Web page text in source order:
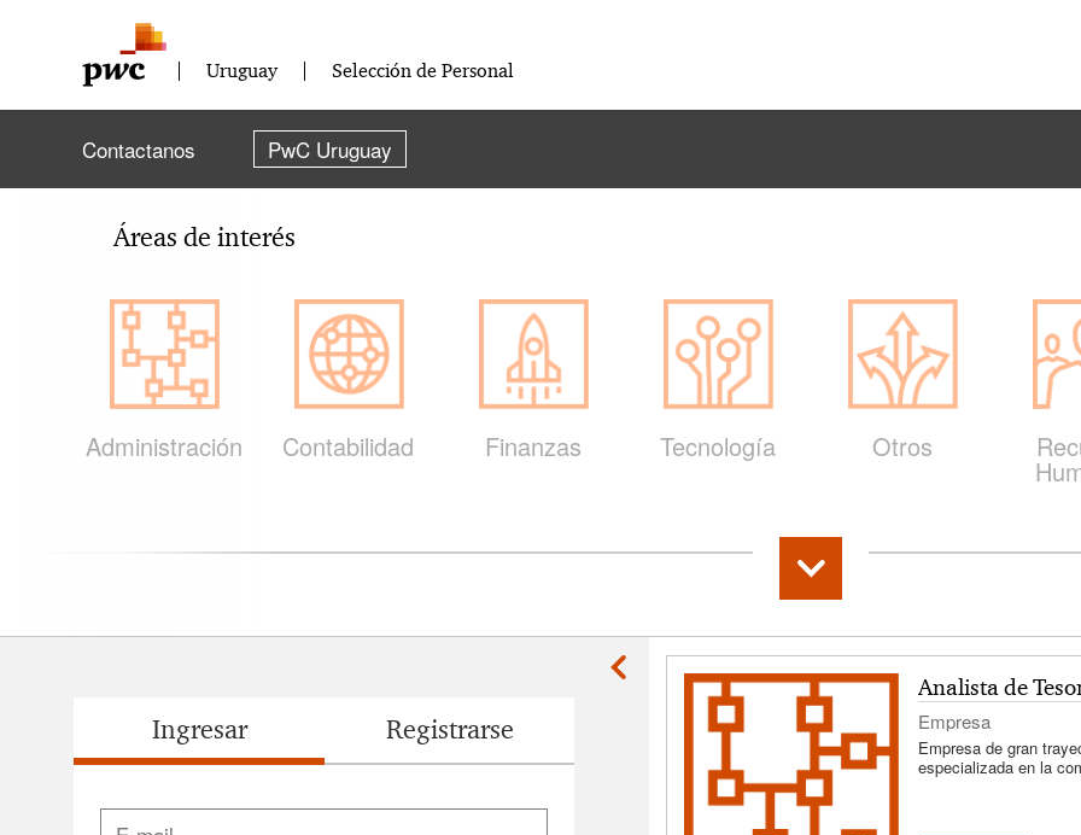
Uruguay Selección de Personal
Contactanos PwC Uruguay
Áreas de interés
Administración Contabilidad Finanzas Tecnología Otros
Producción e
Ingeniería
Consultoría Comunicación Distribución Posiciones
ejecutivas
Ingresar Registrarse
Analista de
Empresa
Empresa de gran
especializada en la